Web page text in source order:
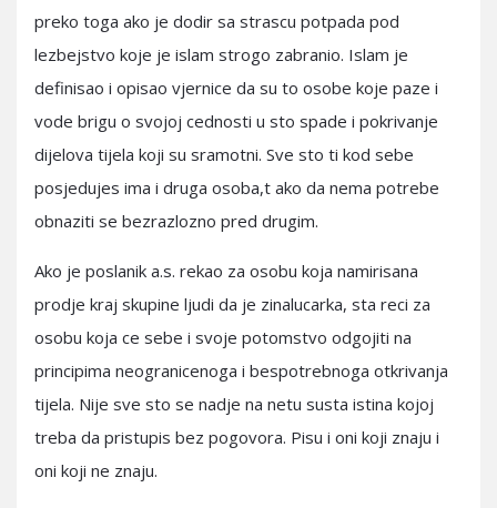
preko toga ako je dodir sa strascu potpada pod
lezbejstvo koje je islam strogo zabranio. Islam je
definisao i opisao vjernice da su to osobe koje paze i
vode brigu o svojoj cednosti u sto spade i pokrivanje
dijelova tijela koji su sramotni. Sve sto ti kod sebe
posjedujes ima i druga osoba,t ako da nema potrebe
obnaziti se bezrazlozno pred drugim.
Ako je poslanik a.s. rekao za osobu koja namirisana
prodje kraj skupine ljudi da je zinalucarka, sta reci za
osobu koja ce sebe i svoje potomstvo odgojiti na
principima neogranicenoga i bespotrebnoga otkrivanja
tijela. Nije sve sto se nadje na netu susta istina kojoj
treba da pristupis bez pogovora. Pisu i oni koji znaju i
oni koji ne znaju.